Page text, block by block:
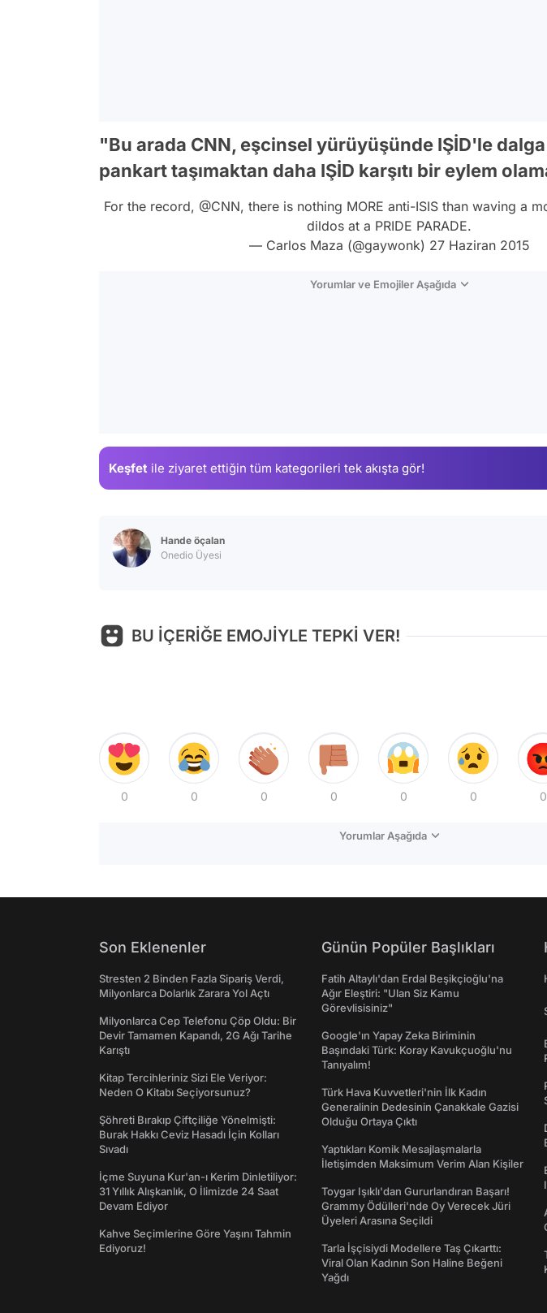
"Bu arada CNN, eşcinsel yürüyüşünde IŞİD'le
pankart taşımaktan daha IŞİD karşıtı bir eylem
For the record, @CNN, there is nothing MORE anti-ISIS than waving a
dildos at a PRIDE PARADE.
— Carlos Maza (@gaywonk) 27 Haziran 2015
Yorumlar ve Emojiler Aşağıda
Keşfet ile ziyaret ettiğin tüm kategorileri tek akışta gör!
Hande öçalan
Onedio Üyesi
BU İÇERİĞE EMOJİYLE TEPKİ VER!
0 0 0 0 0 0 0
Yorumlar Aşağıda
Son Eklenenler
Stresten 2 Binden Fazla Sipariş Verdi,
Milyonlarca Dolarlık Zarara Yol Açtı
Milyonlarca Cep Telefonu Çöp Oldu: Bir
Devir Tamamen Kapandı, 2G Ağı Tarihe
Karıştı
Kitap Tercihleriniz Sizi Ele Veriyor:
Neden O Kitabı Seçiyorsunuz?
Şöhreti Bırakıp Çiftçiliğe Yönelmişti:
Burak Hakkı Ceviz Hasadı İçin Kolları
Sıvadı
İçme Suyuna Kur'an-ı Kerim Dinletiliyor:
31 Yıllık Alışkanlık, O İlimizde 24 Saat
Devam Ediyor
Kahve Seçimlerine Göre Yaşını Tahmin
Ediyoruz!
Günün Popüler Başlıkları
Fatih Altaylı'dan Erdal Beşikçioğlu'na
Ağır Eleştiri: "Ulan Siz Kamu
Görevlisisiniz"
Google'ın Yapay Zeka Biriminin
Başındaki Türk: Koray Kavukçuoğlu'nu
Tanıyalım!
Türk Hava Kuvvetleri'nin İlk Kadın
Generalinin Dedesinin Çanakkale Gazisi
Olduğu Ortaya Çıktı
Yaptıkları Komik Mesajlaşmalarla
İletişimden Maksimum Verim Alan Kişiler
Toygar Işıklı'dan Gururlandıran Başarı!
Grammy Ödülleri'nde Oy Verecek Jüri
Üyeleri Arasına Seçildi
Tarla İşçisiydi Modellere Taş Çıkarttı:
Viral Olan Kadının Son Haline Beğeni
Yağdı